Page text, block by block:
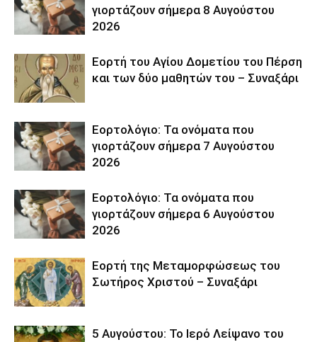
γιορτάζουν σήμερα 8 Αυγούστου
2026
Εορτή του Αγίου Δομετίου του Πέρση
και των δύο μαθητών του – Συναξάρι
Εορτολόγιο: Τα ονόματα που
γιορτάζουν σήμερα 7 Αυγούστου
2026
Εορτολόγιο: Τα ονόματα που
γιορτάζουν σήμερα 6 Αυγούστου
2026
Εορτή της Μεταμορφώσεως του
Σωτήρος Χριστού – Συναξάρι
5 Αυγούστου: Το Ιερό Λείψανο του